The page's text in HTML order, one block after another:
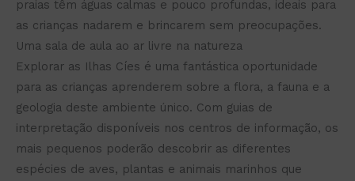
praias têm águas calmas e pouco profundas, ideais para
as crianças nadarem e brincarem sem preocupações.
Uma sala de aula ao ar livre na natureza
Explorar as Ilhas Cíes é uma fantástica oportunidade
para as crianças aprenderem sobre a flora, a fauna e a
geologia deste ambiente único. Com guias de
interpretação disponíveis nos centros de informação, os
mais pequenos poderão descobrir as diferentes
espécies de aves, plantas e animais marinhos que